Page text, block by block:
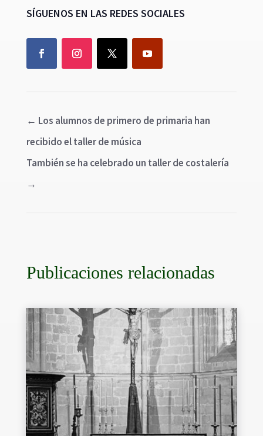
SÍGUENOS EN LAS REDES SOCIALES
← Los alumnos de primero de primaria han
recibido el taller de música
También se ha celebrado un taller de costalería
→
Publicaciones relacionadas